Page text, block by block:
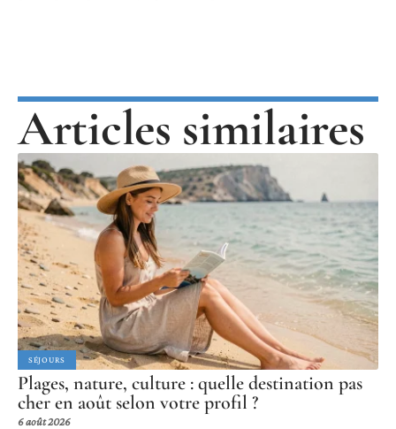
Articles similaires
SÉJOURS
Plages, nature, culture : quelle destination pas
cher en août selon votre profil ?
6 août 2026